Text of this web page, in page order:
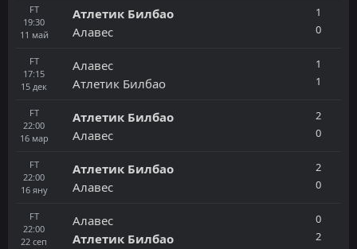
FT
19:30
11 май
Атлетик Билбао
Алавес
1
0
FT
17:15
15 дек
Алавес
Атлетик Билбао
1
1
FT
22:00
16 мар
Атлетик Билбао
Алавес
2
0
FT
22:00
16 яну
Атлетик Билбао
Алавес
2
0
FT
22:00
22 сеп
Алавес
Атлетик Билбао
0
2